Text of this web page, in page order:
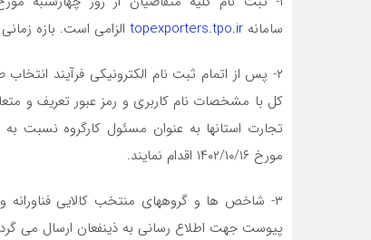
سامانه topexporters.tpo.ir الزامی است. بازه
۲- پس از اتمام ثبت نام الکترونیکی فرآیند
کل با مشخصات نام کاربری و رمز عبور تعریف و
تجارت استانها به عنوان مسئول کارگروه نسبت به
مورخ ۱۴۰۲/۱۰/۱۶ اقدام نمایند.
۳- شاخص ها و گروههای منتخب کالایی فناورانه
پیوست جهت اطلاع رسانی به ذینفعان ارسال می